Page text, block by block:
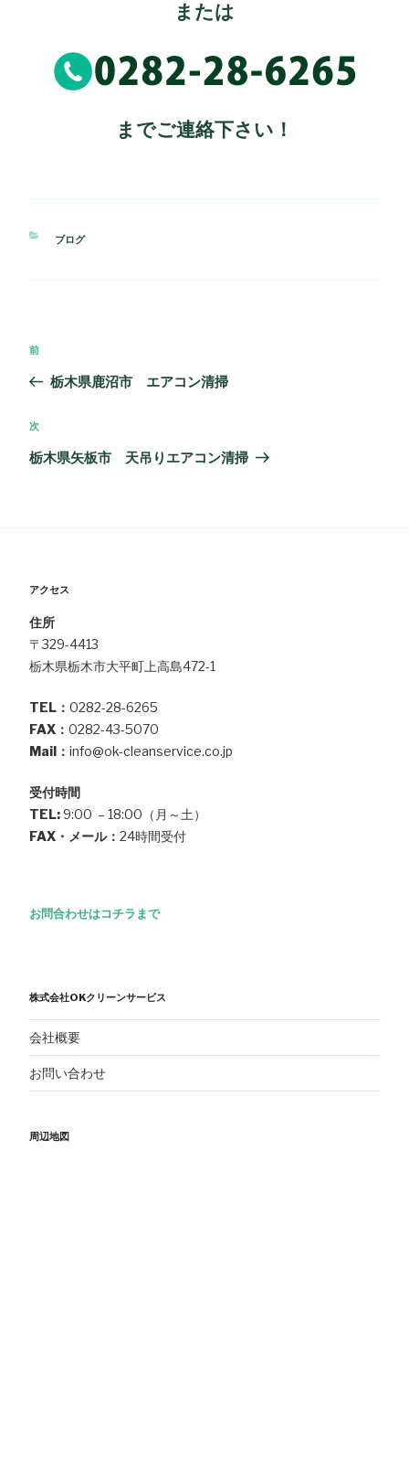
または
までご連絡下さい！
カ
ゴ
ブログ
稿
ナ
ー
過
稿
前
栃木県鹿沼市 エアコン清掃
次
投
次
栃木県矢板市 天吊りエアコン清掃
アクセス
住所
〒329-4413
栃木県栃木市大平町上高島472-1
TEL： 0282-28-6265
FAX： 0282-43-5070
Mail： info@ok-cleanservice.co.jp
受付時間
TEL:9:00 – 18:00（月～土）
FAX・メール： 24時間受付
お問合わせはコチラまで
株式会社OKクリーンサービス
会社概要
お問い合わせ
周辺地図